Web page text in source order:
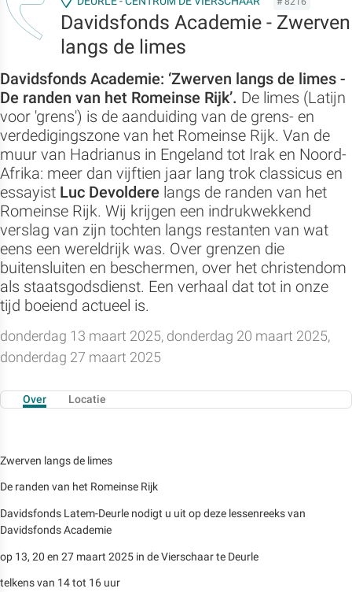
Davidsfonds Academie - Zwerven
langs de limes
Davidsfonds Academie: ‘Zwerven langs de limes -
De randen van het Romeinse Rijk’. De limes (Latijn
voor 'grens') is de aanduiding van de grens- en
verdedigingszone van het Romeinse Rijk. Van de
muur van Hadrianus in Engeland tot Irak en Noord-
Afrika: meer dan vijftien jaar lang trok classicus en
essayist Luc Devoldere langs de randen van het
Romeinse Rijk. Wij krijgen een indrukwekkend
verslag van zijn tochten langs restanten van wat
eens een wereldrijk was. Over grenzen die
buitensluiten en beschermen, over het christendom
als staatsgodsdienst. Een verhaal dat tot in onze
tijd boeiend actueel is.
donderdag 13 maart 2025, donderdag 20 maart 2025,
donderdag 27 maart 2025
Over Locatie
Zwerven langs de limes
De randen van het Romeinse Rijk
Davidsfonds Latem-Deurle nodigt u uit op deze lessenreeks van
Davidsfonds Academie
op 13, 20 en 27 maart 2025 in de Vierschaar te Deurle
telkens van 14 tot 16 uur